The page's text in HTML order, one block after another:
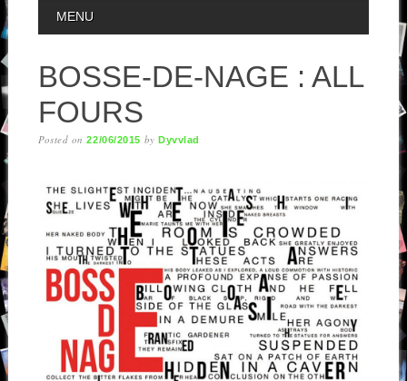
MAIN MENU
MENU
BOSSE-DE-NAGE : ALL
FOURS
Posted on22/06/2015 byDyvvlad